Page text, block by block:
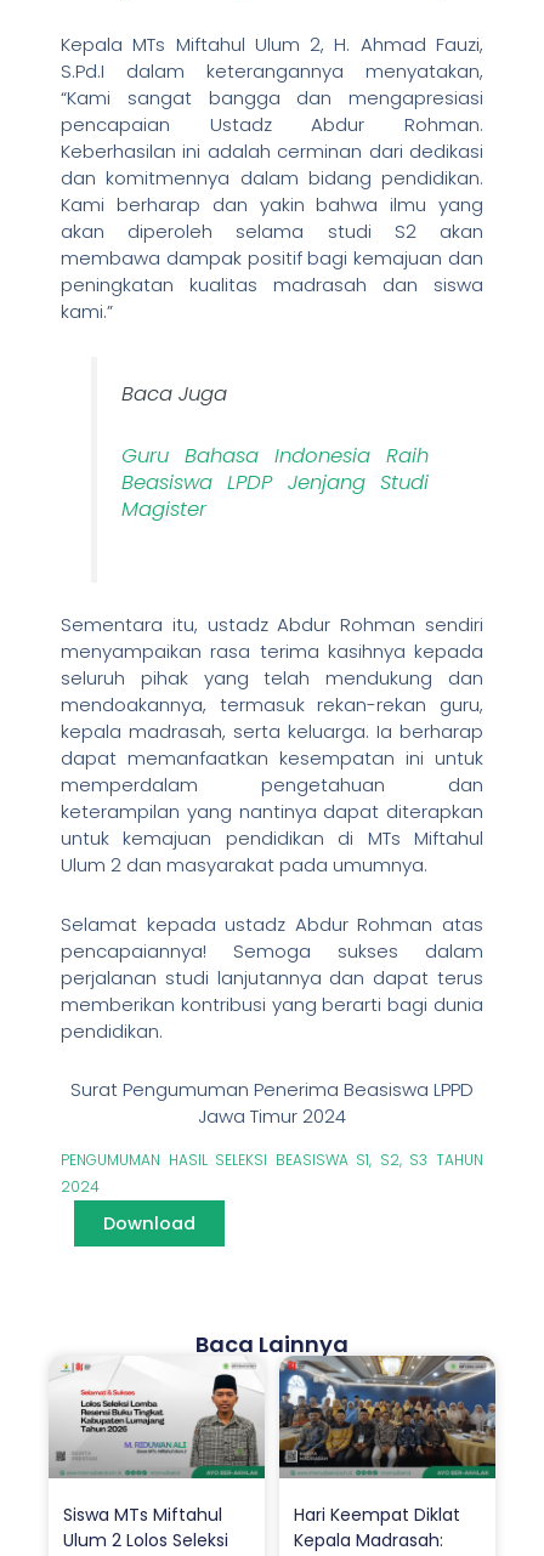
Kepala MTs Miftahul Ulum 2, H. Ahmad Fauzi,
S.Pd.I dalam keterangannya menyatakan,
“Kami sangat bangga dan mengapresiasi
pencapaian Ustadz Abdur Rohman.
Keberhasilan ini adalah cerminan dari dedikasi
dan komitmennya dalam bidang pendidikan.
Kami berharap dan yakin bahwa ilmu yang
akan diperoleh selama studi S2 akan
membawa dampak positif bagi kemajuan dan
peningkatan kualitas madrasah dan siswa
kami.”
Baca Juga
Guru Bahasa Indonesia Raih
Beasiswa LPDP Jenjang Studi
Magister
Sementara itu, ustadz Abdur Rohman sendiri
menyampaikan rasa terima kasihnya kepada
seluruh pihak yang telah mendukung dan
mendoakannya, termasuk rekan-rekan guru,
kepala madrasah, serta keluarga. Ia berharap
dapat memanfaatkan kesempatan ini untuk
memperdalam pengetahuan dan
keterampilan yang nantinya dapat diterapkan
untuk kemajuan pendidikan di MTs Miftahul
Ulum 2 dan masyarakat pada umumnya.
Selamat kepada ustadz Abdur Rohman atas
pencapaiannya! Semoga sukses dalam
perjalanan studi lanjutannya dan dapat terus
memberikan kontribusi yang berarti bagi dunia
pendidikan.
Surat Pengumuman Penerima Beasiswa LPPD
Jawa Timur 2024
PENGUMUMAN HASIL SELEKSI BEASISWA S1, S2, S3 TAHUN
2024
Download
Baca Lainnya
Siswa MTs Miftahul
Ulum 2 Lolos Seleksi
Hari Keempat Diklat
Kepala Madrasah: